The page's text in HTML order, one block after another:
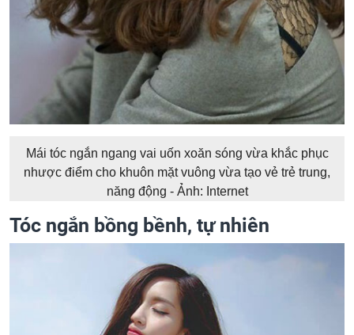
Mái tóc ngắn ngang vai uốn xoăn sóng vừa khắc phục
nhược điểm cho khuôn mặt vuông vừa tạo vẻ trẻ trung,
năng động - Ảnh: Internet
Tóc ngắn bồng bềnh, tự nhiên